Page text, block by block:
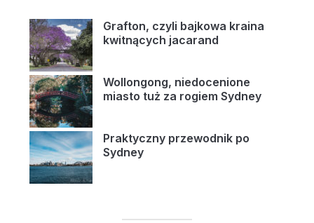
Grafton, czyli bajkowa kraina
kwitnących jacarand
Wollongong, niedocenione
miasto tuż za rogiem Sydney
Praktyczny przewodnik po
Sydney